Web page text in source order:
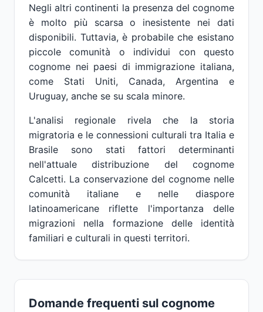
Negli altri continenti la presenza del cognome
è molto più scarsa o inesistente nei dati
disponibili. Tuttavia, è probabile che esistano
piccole comunità o individui con questo
cognome nei paesi di immigrazione italiana,
come Stati Uniti, Canada, Argentina e
Uruguay, anche se su scala minore.
L'analisi regionale rivela che la storia
migratoria e le connessioni culturali tra Italia e
Brasile sono stati fattori determinanti
nell'attuale distribuzione del cognome
Calcetti. La conservazione del cognome nelle
comunità italiane e nelle diaspore
latinoamericane riflette l'importanza delle
migrazioni nella formazione delle identità
familiari e culturali in questi territori.
Domande frequenti sul cognome